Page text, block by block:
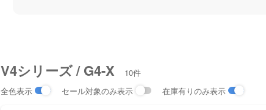
V4シリーズ / G4-X
10件
全色表示
セール対象のみ表示 在庫有りのみ表示